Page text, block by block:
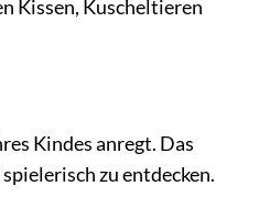
Kissen, Kuscheltieren
Kindes anregt. Das
zu entdecken.